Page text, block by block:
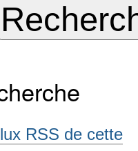
RSS de cette